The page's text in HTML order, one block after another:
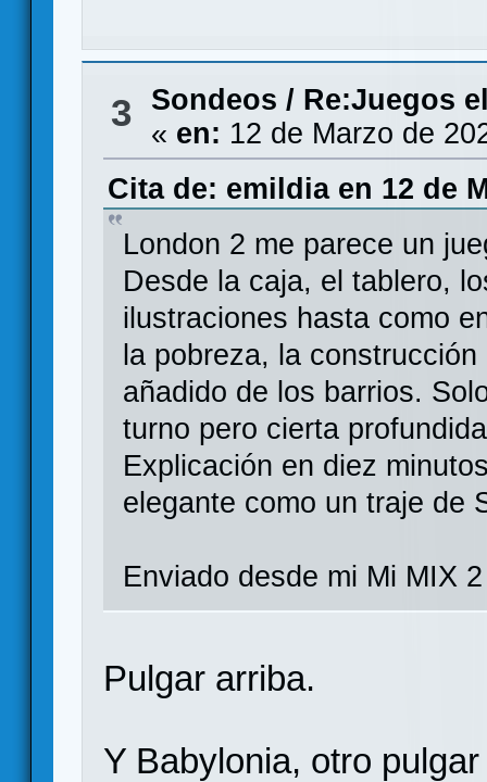
3 Sondeos / Re:Juegos
« en: 12 de Marzo de
Cita de: emildia en 12 de
London 2 me parece un
Desde la caja, el tablero,
ilustraciones hasta como
la pobreza, la
añadido de los barrios.
turno pero cierta
Explicación en diez
elegante como un traje de
Enviado desde mi Mi MIX
Pulgar arriba.
Y Babylonia, otro